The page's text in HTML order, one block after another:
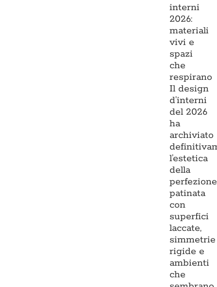
interni
2026:
materiali
vivi e
spazi
che
respirano
Il design
d’interni
del 2026
ha
archiviato
l’estetica
della
perfezione
patinata
con
superfici
laccate,
simmetrie
rigide e
ambienti
che